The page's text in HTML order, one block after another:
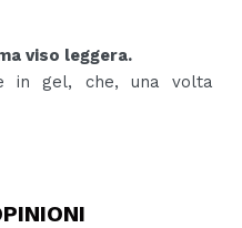
viso leggera.
in gel, che, una volta
fiori di ciliegio, che